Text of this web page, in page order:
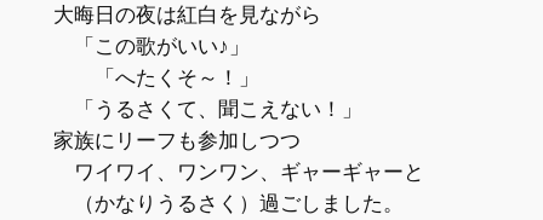
大晦日の夜は紅白を見ながら
「この歌がいい♪」
「へたくそ～！」
「うるさくて、聞こえない！」
家族にリーフも参加しつつ
ワイワイ、ワンワン、ギャーギャーと
（かなりうるさく）過ごしました。